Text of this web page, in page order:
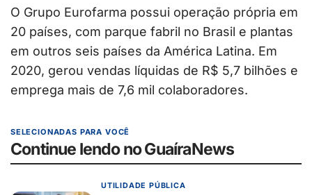
O Grupo Eurofarma possui operação própria em
20 países, com parque fabril no Brasil e plantas
em outros seis países da América Latina. Em
2020, gerou vendas líquidas de R$ 5,7 bilhões e
emprega mais de 7,6 mil colaboradores.
SELECIONADAS PARA VOCÊ
Continue lendo no GuaíraNews
UTILIDADE PÚBLICA